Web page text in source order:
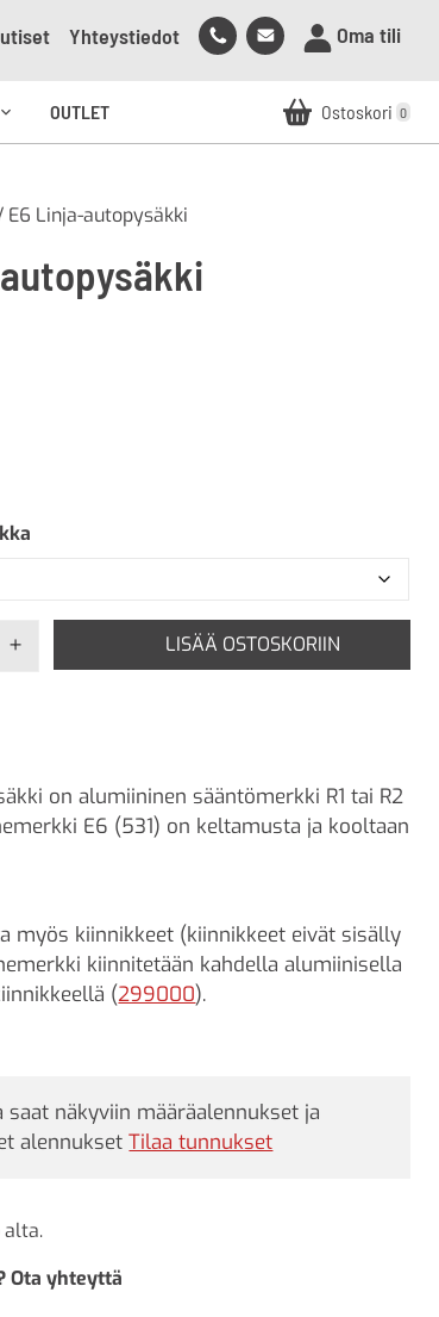
Yhteystiedot
Soita
meille
Lähetä
meille
Oma tili
OUTLET Ostoskori 0
E6 Linja-autopysäkki
autopysäkki määrä
+ LISÄÄ OSTOSKORIIN
on alumiininen sääntömerkki R1 tai R2
E6 (531) on keltamusta ja kooltaan
myös kiinnikkeet (kiinnikkeet eivät sisälly
kiinnitetään kahdella alumiinisella
(299000).
saat näkyviin määräalennukset ja
alennuksetTilaa tunnukset
Ota yhteyttä